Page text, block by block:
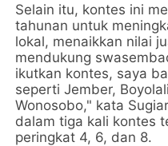
Selain itu, kontes ini
tahunan untuk
lokal, menaikkan nilai
mendukung
ikutkan kontes, saya
seperti Jember,
Wonosobo," kata
dalam tiga kali kontes
peringkat 4, 6, dan 8.